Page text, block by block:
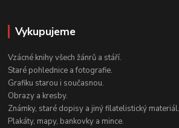
Vykupujeme
Vzácné knihy všech žánrů a stáří.
Staré pohlednice a fotografie.
Grafiku starou i současnou.
Obrazy a kresby.
Známky, staré dopisy a jiný filatelistický materiál.
Plakáty, mapy, bankovky a mince.